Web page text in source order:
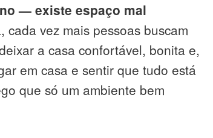
— existe espaço mal
vez mais pessoas buscam
a casa confortável, bonita e,
em casa e sentir que tudo está
que só um ambiente bem